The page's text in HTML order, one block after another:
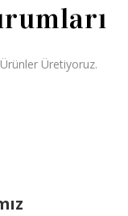
Üretiyoruz.